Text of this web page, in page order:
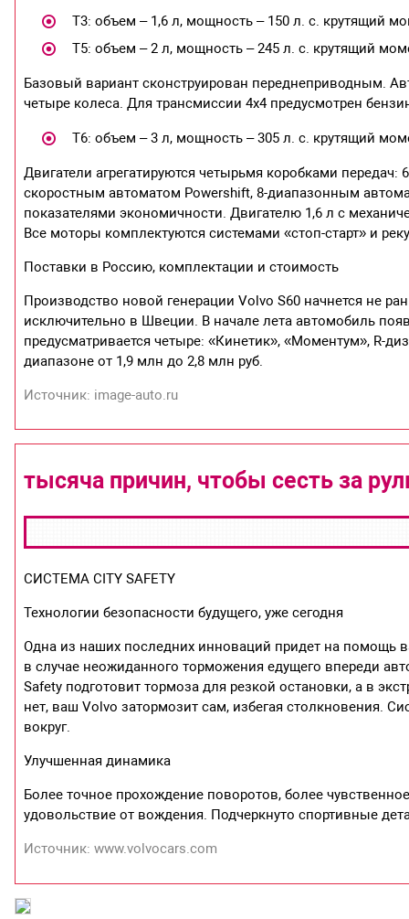
Т3: объем – 1,6 л, мощность – 150 л. с. крутящий
Т5: объем – 2 л, мощность – 245 л. с. крутящий
Базовый вариант сконструирован переднеприводным.
четыре колеса. Для трансмиссии 4х4 предусмотрен
Т6: объем – 3 л, мощность – 305 л. с. крутящий
Двигатели агрегатируются четырьмя коробками
скоростным автоматом Powershift, 8-диапазонным
показателями экономичности. Двигателю 1,6 л с
Все моторы комплектуются системами «стоп-старт» и
Поставки в Россию, комплектации и стоимость
Производство новой генерации Volvo S60 начнется не
исключительно в Швеции. В начале лета автомобиль
предусматривается четыре: «Кинетик», «Моментум», R-
диапазоне от 1,9 млн до 2,8 млн руб.
Источник: image-auto.ru
тысяча причин, чтобы сесть за
СИСТЕМА CITY SAFETY
Технологии безопасности будущего, уже сегодня
Одна из наших последних инноваций придет на помощь
в случае неожиданного торможения едущего впереди
Safety подготовит тормоза для резкой остановки, а в
нет, ваш Volvo затормозит сам, избегая столкновения.
вокруг.
Улучшенная динамика
Более точное прохождение поворотов, более
удовольствие от вождения. Подчеркнуто спортивные
Источник: www.volvocars.com